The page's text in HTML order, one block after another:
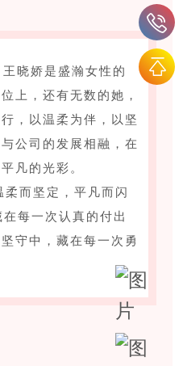
晓娇是盛瀚女性的
上，还有无数的她，
，以温柔为伴，以坚
公司的发展相融，在
凡的光彩。
柔而坚定，平凡而闪
每一次认真的付出
守中，藏在每一次勇